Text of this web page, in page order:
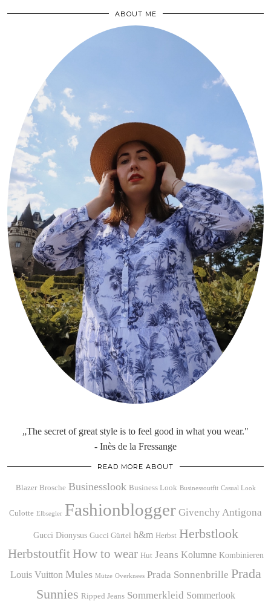
ABOUT ME
„The secret of great style is to feel good in what you wear."
- Inès de la Fressange
READ MORE ABOUT
Blazer Brosche Businesslook Business Look Businessoutfit Casual Look
Culotte Elbsegler Fashionblogger Givenchy Antigona
Gucci Dionysus Gucci Gürtel h&m Herbst Herbstlook
Herbstoutfit How to wear Hut Jeans Kolumne Kombinieren
Louis Vuitton Mules Mütze Overknees Prada Sonnenbrille Prada
Sunnies Ripped Jeans Sommerkleid Sommerlook